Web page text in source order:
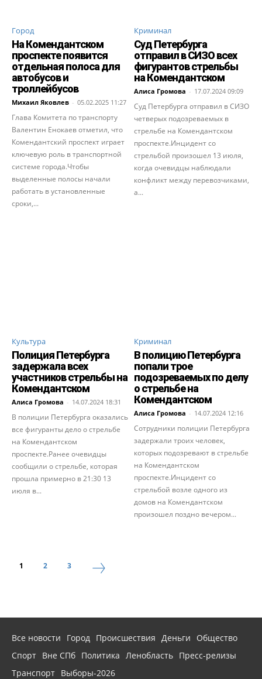
Город
На Комендантском
проспекте появится
отдельная полоса для
автобусов и
троллейбусов
Михаил Яковлев - 05.02.2025 11:27
Глава Комитета по транспорту
Валентин Енокаев отметил, что
Комендантский проспект играет
ключевую роль в транспортной
системе города.Чтобы
выделенные полосы начали
работать в установленные
сроки,...
Криминал
Суд Петербурга
отправил в СИЗО всех
фигурантов стрельбы
на Комендантском
Алиса Громова - 17.07.2024 09:09
Суд Петербурга отправил в СИЗО
четверых подозреваемых в
стрельбе на Комендантском
проспекте.Инцидент со
стрельбой произошел 13 июля,
когда очевидцы наблюдали
конфликт между перевозчиками,
а...
Культура
Полиция Петербурга
задержала всех
участников стрельбы на
Комендантском
Алиса Громова - 14.07.2024 18:31
В полиции Петербурга оказались
все фигуранты дело о стрельбе
на Комендантском
проспекте.Ранее очевидцы
сообщили о стрельбе, которая
прошла примерно в 21:30 13
июля в...
Криминал
В полицию Петербурга
попали трое
подозреваемых по делу
о стрельбе на
Комендантском
Алиса Громова - 14.07.2024 12:16
Сотрудники полиции Петербурга
задержали троих человек,
которых подозревают в стрельбе
на Комендантском
проспекте.Инцидент со
стрельбой возле одного из
домов на Комендантском
произошел поздно вечером...
1 2 3
Все новости Город Происшествия Деньги
Общество
Спорт Вне СПб Политика Ленобласть Пресс-релизы
Транспорт Выборы-2026